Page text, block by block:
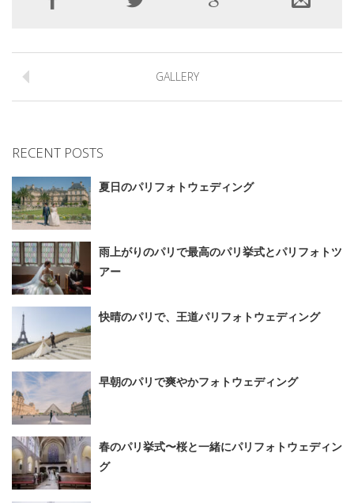
GALLERY
RECENT POSTS
夏日のパリフォトウェディング
雨上がりのパリで最高のパリ挙式とパリフォトツ
アー
快晴のパリで、王道パリフォトウェディング
早朝のパリで爽やかフォトウェディング
春のパリ挙式〜桜と一緒にパリフォトウェディン
グ